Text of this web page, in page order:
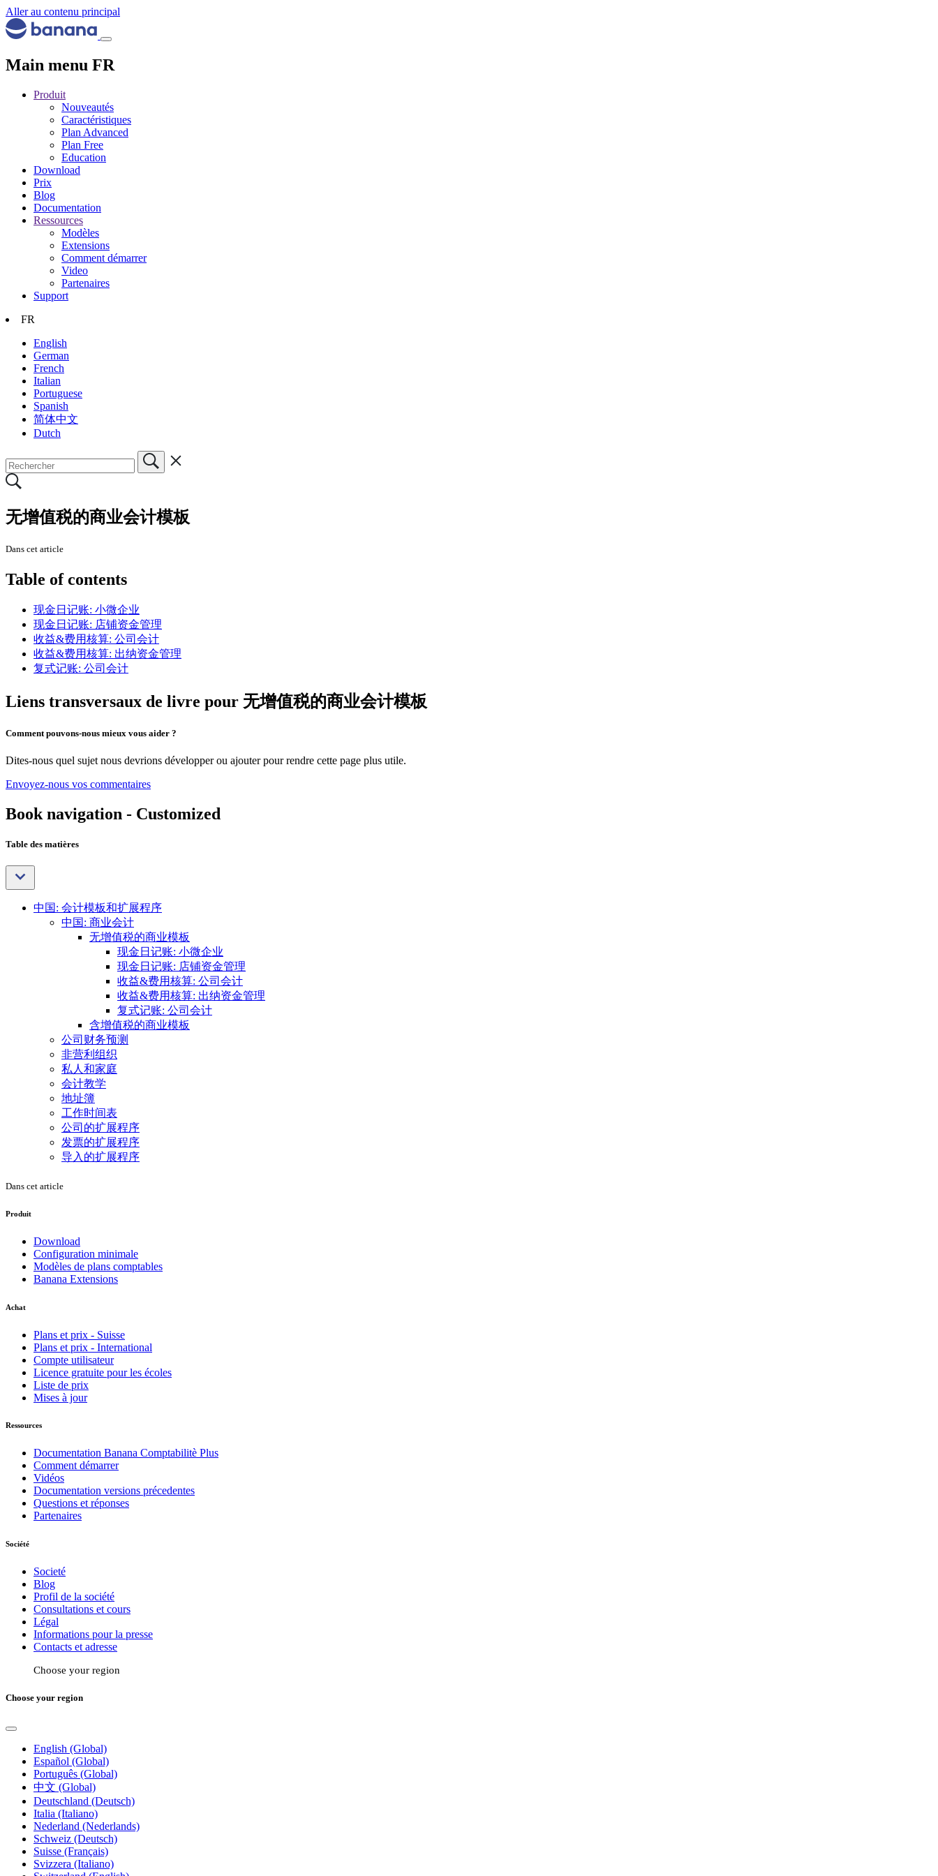
Aller au contenu principal
Main menu FR
Produit
Nouveautés
Caractéristiques
Plan Advanced
Plan Free
Education
Download
Prix
Blog
Documentation
Ressources
Modèles
Extensions
Comment démarrer
Video
Partenaires
Support
FR
English
German
French
Italian
Portuguese
Spanish
简体中文
Dutch
无增值税的商业会计模板
Dans cet article
Table of contents
现金日记账: 小微企业
现金日记账: 店铺资金管理
收益&费用核算: 公司会计
收益&费用核算: 出纳资金管理
复式记账: 公司会计
Liens transversaux de livre pour 无增值税的商业会计模板
Comment pouvons-nous mieux vous aider ?
Dites-nous quel sujet nous devrions développer ou ajouter pour rendre cette page plus utile.
Envoyez-nous vos commentaires
Book navigation - Customized
Table des matières
中国: 会计模板和扩展程序
中国: 商业会计
无增值税的商业模板
现金日记账: 小微企业
现金日记账: 店铺资金管理
收益&费用核算: 公司会计
收益&费用核算: 出纳资金管理
复式记账: 公司会计
含增值税的商业模板
公司财务预测
非营利组织
私人和家庭
会计教学
地址簿
工作时间表
公司的扩展程序
发票的扩展程序
导入的扩展程序
Dans cet article
Produit
Download
Configuration minimale
Modèles de plans comptables
Banana Extensions
Achat
Plans et prix - Suisse
Plans et prix - International
Compte utilisateur
Licence gratuite pour les écoles
Liste de prix
Mises à jour
Ressources
Documentation Banana Comptabilitè Plus
Comment démarrer
Vidéos
Documentation versions précedentes
Questions et réponses
Partenaires
Société
Societé
Blog
Profil de la société
Consultations et cours
Légal
Informations pour la presse
Contacts et adresse
Choose your region
Choose your region
English (Global)
Español (Global)
Português (Global)
中文 (Global)
Deutschland (Deutsch)
Italia (Italiano)
Nederland (Nederlands)
Schweiz (Deutsch)
Suisse (Français)
Svizzera (Italiano)